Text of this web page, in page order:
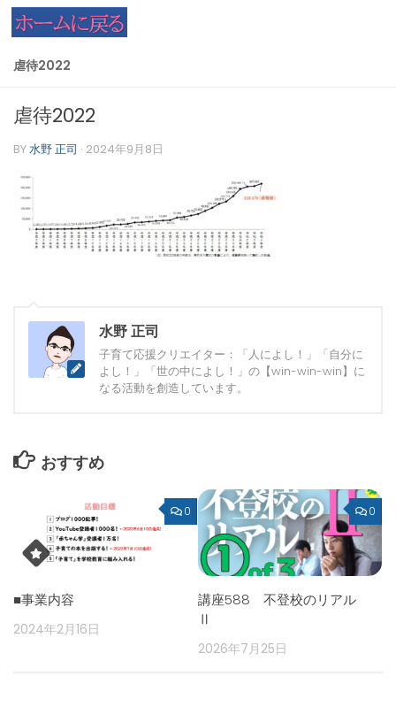
コンテンツへスキップ
虐待2022
虐待2022
BY水野 正司 · 2024年9月8日
水野 正司
子育て応援クリエイター：「人によし！」「自分に
よし！」「世の中によし！」の【win-win-win】に
なる活動を創造しています。
おすすめ
0
■事業内容
2024年2月16日
0
講座588 不登校のリアル
Ⅱ
2026年7月25日